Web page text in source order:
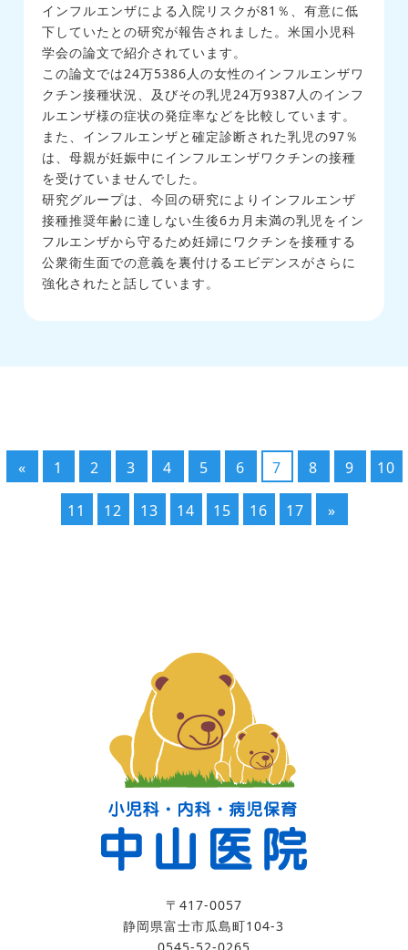
インフルエンザによる入院リスクが81％、有意に低
下していたとの研究が報告されました。米国小児科
学会の論文で紹介されています。
この論文では24万5386人の女性のインフルエンザワ
クチン接種状況、及びその乳児24万9387人のインフ
ルエンザ様の症状の発症率などを比較しています。
また、インフルエンザと確定診断された乳児の97％
は、母親が妊娠中にインフルエンザワクチンの接種
を受けていませんでした。
研究グループは、今回の研究によりインフルエンザ
接種推奨年齢に達しない生後6カ月未満の乳児をイン
フルエンザから守るため妊婦にワクチンを接種する
公衆衛生面での意義を裏付けるエビデンスがさらに
強化されたと話しています。
« 1 2 3 4 5 6 7 8 9 10
11 12 13 14 15 16 17 »
〒417-0057
静岡県富士市瓜島町104-3